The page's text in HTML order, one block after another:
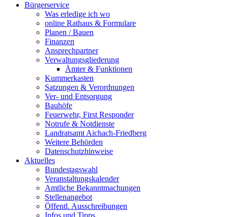
Bürgerservice
Was erledige ich wo
online Rathaus & Formulare
Planen / Bauen
Finanzen
Ansprechpartner
Verwaltungsgliederung
Ämter & Funktionen
Kummerkasten
Satzungen & Verordnungen
Ver- und Entsorgung
Bauhöfe
Feuerwehr, First Responder
Notrufe & Notdienste
Landratsamt Aichach-Friedberg
Weitere Behörden
Datenschutzhinweise
Aktuelles
Bundestagswahl
Veranstaltungskalender
Amtliche Bekanntmachungen
Stellenangebot
Öffentl. Ausschreibungen
Infos und Tipps